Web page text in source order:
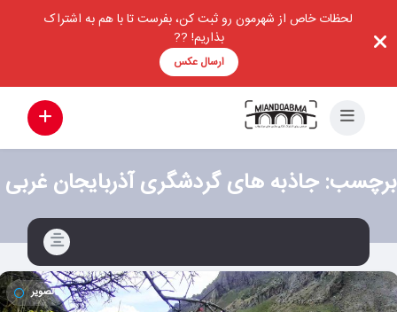
لحظات خاص از شهرمون رو ثبت کن، بفرست تا با هم به اشتراک
بذاریم! ??
ارسال عکس
برچسب:جاذبه های گردشگری آذربایجان غربی
تصویر